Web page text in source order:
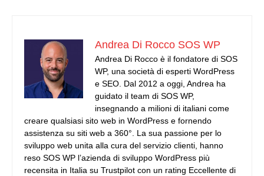
Andrea Di Rocco SOS WP
Andrea Di Rocco è il fondatore di SOS
WP, una società di esperti WordPress
e SEO. Dal 2012 a oggi, Andrea ha
guidato il team di SOS WP,
insegnando a milioni di italiani come
creare qualsiasi sito web in WordPress e fornendo
assistenza su siti web a 360°. La sua passione per lo
sviluppo web unita alla cura del servizio clienti, hanno
reso SOS WP l’azienda di sviluppo WordPress più
recensita in Italia su Trustpilot con un rating Eccellente di